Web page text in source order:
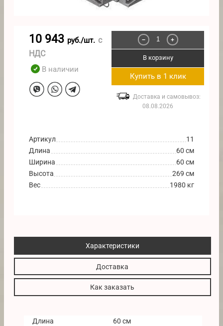
10 943 руб./шт. с
НДС
В наличии
− +
В корзину
Купить в 1 клик
Доставка и самовывоз:
08.08.2026
Артикул
11
Длина
60 см
Ширина
60 см
Высота
269 см
Вес
1980 кг
Характеристики
Доставка
Как заказать
Длина
60 см